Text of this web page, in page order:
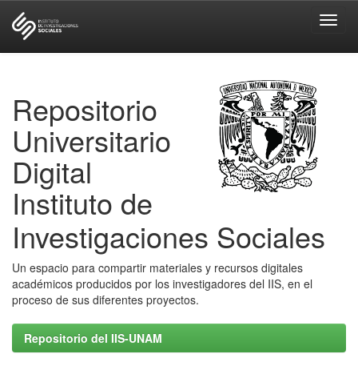
Repositorio
Universitario
Digital
Instituto de
Investigaciones Sociales
Un espacio para compartir materiales y recursos digitales
académicos producidos por los investigadores del IIS, en el
proceso de sus diferentes proyectos.
Repositorio del IIS-UNAM